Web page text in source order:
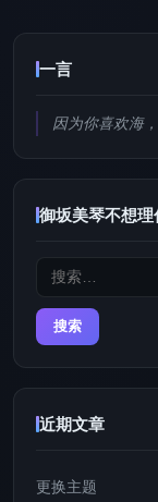
一言
因为你喜欢海
御坂美琴不想理
搜
近期文章
更换主题